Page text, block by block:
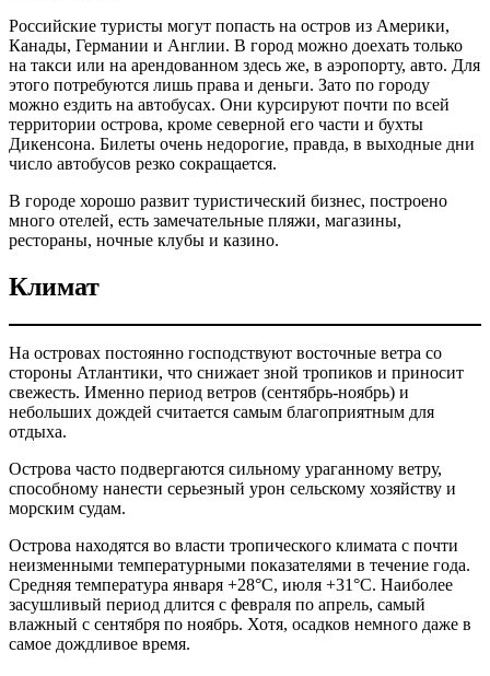
Российские туристы могут попасть на остров из Америки,
Канады, Германии и Англии. В город можно доехать только
на такси или на арендованном здесь же, в аэропорту, авто. Для
этого потребуются лишь права и деньги. Зато по городу
можно ездить на автобусах. Они курсируют почти по всей
территории острова, кроме северной его части и бухты
Дикенсона. Билеты очень недорогие, правда, в выходные дни
число автобусов резко сокращается.
В городе хорошо развит туристический бизнес, построено
много отелей, есть замечательные пляжи, магазины,
рестораны, ночные клубы и казино.
Климат
На островах постоянно господствуют восточные ветра со
стороны Атлантики, что снижает зной тропиков и приносит
свежесть. Именно период ветров (сентябрь-ноябрь) и
небольших дождей считается самым благоприятным для
отдыха.
Острова часто подвергаются сильному ураганному ветру,
способному нанести серьезный урон сельскому хозяйству и
морским судам.
Острова находятся во власти тропического климата с почти
неизменными температурными показателями в течение года.
Средняя температура января +28°C, июля +31°C. Наиболее
засушливый период длится с февраля по апрель, самый
влажный с сентября по ноябрь. Хотя, осадков немного даже в
самое дождливое время.